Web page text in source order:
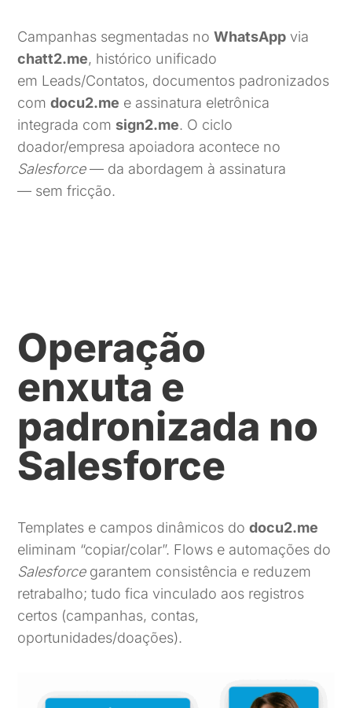
Campanhas segmentadas noWhatsApp via
chatt2.me, histórico unificado
em Leads/Contatos, documentos padronizados
comdocu2.me e assinatura eletrônica
integrada com sign2.me. O ciclo
doador/empresa apoiadora acontece no
Salesforce— da abordagem à assinatura
— sem fricção.
Operação
enxuta e
padronizada no
Salesforce
Templates e campos dinâmicos dodocu2.me
eliminam “copiar/colar”. Flows e automações do
Salesforcegarantem consistência e reduzem
retrabalho; tudo fica vinculado aos registros
certos (campanhas, contas,
oportunidades/doações).